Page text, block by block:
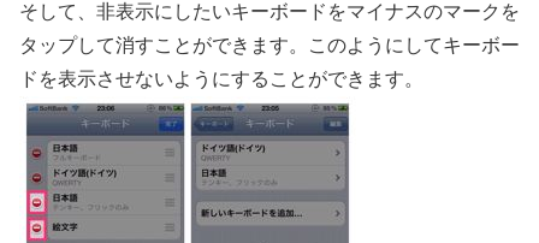
そして、非表示にしたいキーボードをマイナスのマークを
タップして消すことができます。このようにしてキーボー
ドを表示させないようにすることができます。